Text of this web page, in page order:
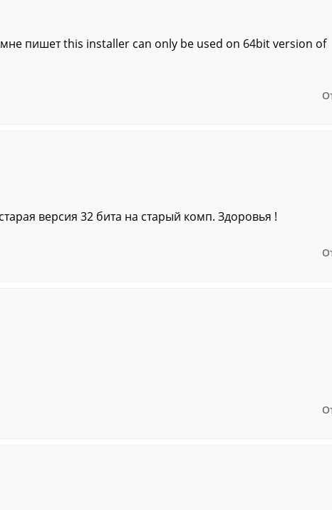
пишет this installer can only be used on 64bit version of
версия 32 бита на старый комп. Здоровья !